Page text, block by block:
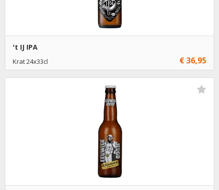
't IJ IPA
Krat 24x33cl € 36,95